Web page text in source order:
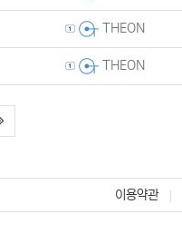
등록자THEON
등록자THEON
(last)
이용약관